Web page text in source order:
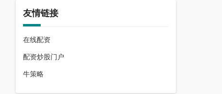
友情链接
在线配资
配资炒股门户
牛策略